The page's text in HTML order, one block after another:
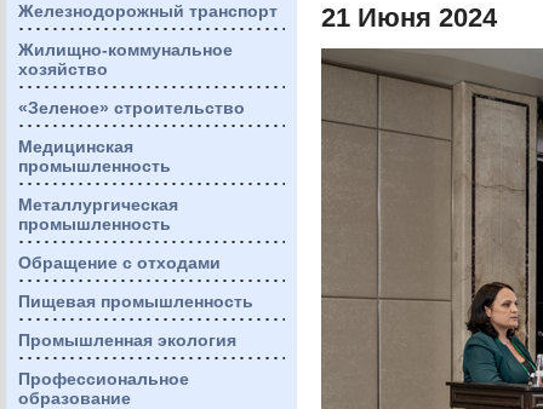
Железнодорожный транспорт
Жилищно-коммунальное
хозяйство
«Зеленое» строительство
Медицинская
промышленность
Металлургическая
промышленность
Обращение с отходами
Пищевая промышленность
Промышленная экология
Профессиональное
образование
21 Июня 2024